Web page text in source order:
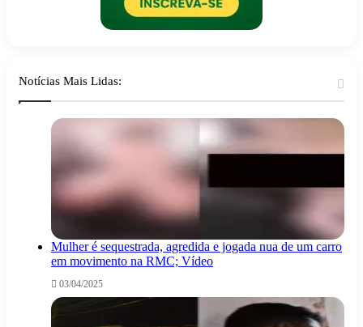
Notícias Mais Lidas:
Mulher é sequestrada, agredida e jogada nua de um carro
em movimento na RMC; Vídeo
03/04/2025